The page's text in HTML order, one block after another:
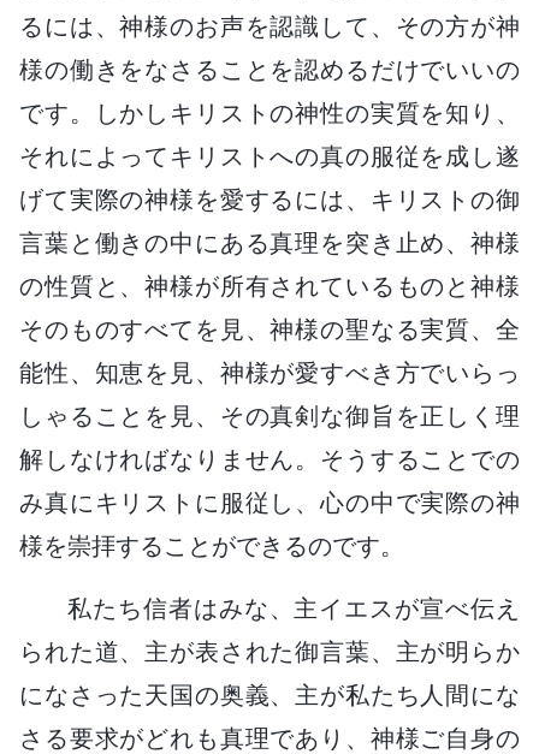
るには、神様のお声を認識して、その方が神
様の働きをなさることを認めるだけでいいの
です。しかしキリストの神性の実質を知り、
それによってキリストへの真の服従を成し遂
げて実際の神様を愛するには、キリストの御
言葉と働きの中にある真理を突き止め、神様
の性質と、神様が所有されているものと神様
そのものすべてを見、神様の聖なる実質、全
能性、知恵を見、神様が愛すべき方でいらっ
しゃることを見、その真剣な御旨を正しく理
解しなければなりません。そうすることでの
み真にキリストに服従し、心の中で実際の神
様を崇拝することができるのです。
私たち信者はみな、主イエスが宣べ伝え
られた道、主が表された御言葉、主が明らか
になさった天国の奥義、主が私たち人間にな
さる要求がどれも真理であり、神様ご自身の